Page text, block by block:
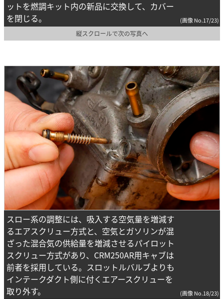
ットを燃調キット内の新品に交換して、カバー
を閉じる。
(画像 No.17/23)
縦スクロールで次の写真へ
スロー系の調整には、吸入する空気量を増減す
るエアスクリュー方式と、空気とガソリンが混
ざった混合気の供給量を増減させるパイロット
スクリュー方式があり、CRM250AR用キャブは
前者を採用している。スロットルバルブよりも
インテークダクト側に付くエアースクリューを
取り外す。
(画像 No.18/23)